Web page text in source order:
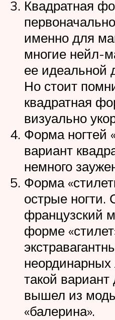
Квадратная
именно для
многие нейл-
ее идеальной
Но стоит
квадратная
визуально
Форма ногтей
вариант
немного
Форма
острые ногти.
французский
форме
такой вариант
вышел из
«балерина».